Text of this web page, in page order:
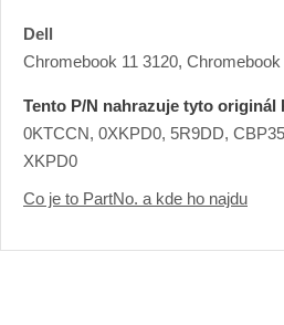
Dell
Chromebook 11 3120, Chromebook
Tento P/N nahrazuje tyto originál
0KTCCN, 0XKPD0, 5R9DD,
XKPD0
Co je to PartNo. a kde ho najdu